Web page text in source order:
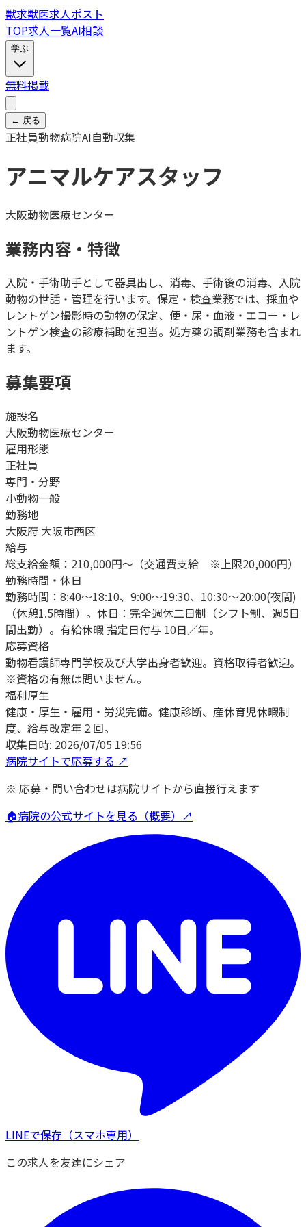
獣求獣医求人ポスト
TOP求人一覧AI相談
学ぶ
無料掲載
← 戻る
正社員動物病院AI自動収集
アニマルケアスタッフ
大阪動物医療センター
業務内容・特徴
入院・手術助手として器具出し、消毒、手術後の消毒、入院
動物の世話・管理を行います。保定・検査業務では、採血や
レントゲン撮影時の動物の保定、便・尿・血液・エコー・レ
ントゲン検査の診療補助を担当。処方薬の調剤業務も含まれ
ます。
募集要項
施設名
大阪動物医療センター
雇用形態
正社員
専門・分野
小動物一般
勤務地
大阪府 大阪市西区
給与
総支給金額：210,000円～（交通費支給 ※上限20,000円）
勤務時間・休日
勤務時間：8:40～18:10、9:00～19:30、10:30～20:00(夜間)
（休憩1.5時間）。休日：完全週休二日制（シフト制、週5日
間出勤）。有給休暇 指定日付与 10日／年。
応募資格
動物看護師専門学校及び大学出身者歓迎。資格取得者歓迎。
※資格の有無は問いません。
福利厚生
健康・厚生・雇用・労災完備。健康診断、産休育児休暇制
度、給与改定年２回。
収集日時: 2026/07/05 19:56
病院サイトで応募する ↗
※ 応募・問い合わせは病院サイトから直接行えます
🏠病院の公式サイトを見る（概要）↗
LINEで保存 （スマホ専用）
この求人を友達にシェア